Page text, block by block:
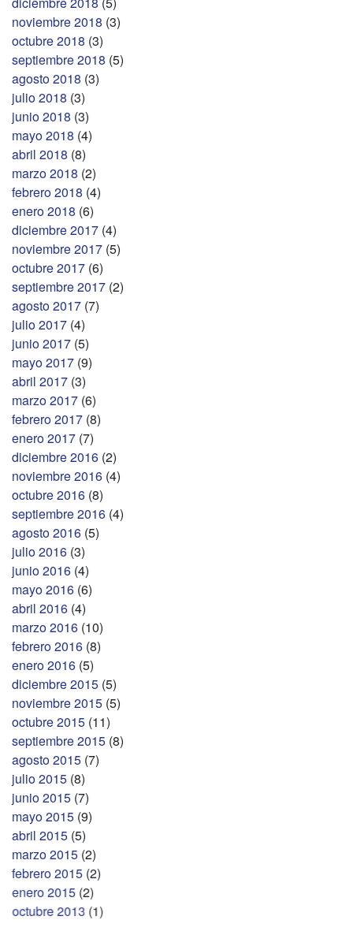
noviembre 2018 (3)
octubre 2018 (3)
septiembre 2018 (5)
agosto 2018 (3)
julio 2018 (3)
junio 2018 (3)
mayo 2018 (4)
abril 2018 (8)
marzo 2018 (2)
febrero 2018 (4)
enero 2018 (6)
diciembre 2017 (4)
noviembre 2017 (5)
octubre 2017 (6)
septiembre 2017 (2)
agosto 2017 (7)
julio 2017 (4)
junio 2017 (5)
mayo 2017 (9)
abril 2017 (3)
marzo 2017 (6)
febrero 2017 (8)
enero 2017 (7)
diciembre 2016 (2)
noviembre 2016 (4)
octubre 2016 (8)
septiembre 2016 (4)
agosto 2016 (5)
julio 2016 (3)
junio 2016 (4)
mayo 2016 (6)
abril 2016 (4)
marzo 2016 (10)
febrero 2016 (8)
enero 2016 (5)
diciembre 2015 (5)
noviembre 2015 (5)
octubre 2015 (11)
septiembre 2015 (8)
agosto 2015 (7)
julio 2015 (8)
junio 2015 (7)
mayo 2015 (9)
abril 2015 (5)
marzo 2015 (2)
febrero 2015 (2)
enero 2015 (2)
octubre 2013 (1)